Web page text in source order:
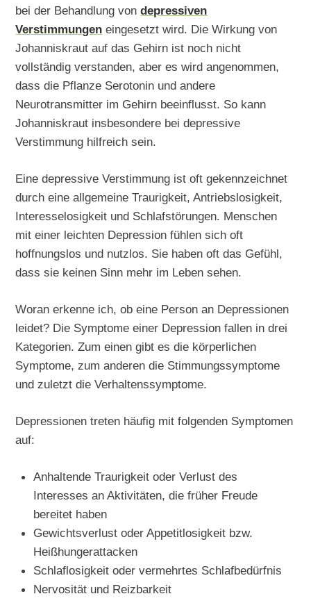
bei der Behandlung vondepressiven
Verstimmungen eingesetzt wird. Die Wirkung von
Johanniskraut auf das Gehirn ist noch nicht
vollständig verstanden, aber es wird angenommen,
dass die Pflanze Serotonin und andere
Neurotransmitter im Gehirn beeinflusst. So kann
Johanniskraut insbesondere bei depressive
Verstimmung hilfreich sein.
Eine depressive Verstimmung ist oft gekennzeichnet
durch eine allgemeine Traurigkeit, Antriebslosigkeit,
Interesselosigkeit und Schlafstörungen. Menschen
mit einer leichten Depression fühlen sich oft
hoffnungslos und nutzlos. Sie haben oft das Gefühl,
dass sie keinen Sinn mehr im Leben sehen.
Woran erkenne ich, ob eine Person an Depressionen
leidet? Die Symptome einer Depression fallen in drei
Kategorien. Zum einen gibt es die körperlichen
Symptome, zum anderen die Stimmungssymptome
und zuletzt die Verhaltenssymptome.
Depressionen treten häufig mit folgenden Symptomen
auf:
Anhaltende Traurigkeit oder Verlust des
Interesses an Aktivitäten, die früher Freude
bereitet haben
Gewichtsverlust oder Appetitlosigkeit bzw.
Heißhungerattacken
Schlaflosigkeit oder vermehrtes Schlafbedürfnis
Nervosität und Reizbarkeit